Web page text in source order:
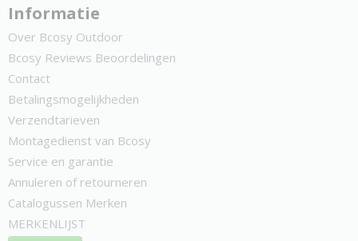
Informatie
Over Bcosy Outdoor
Bcosy Reviews Beoordelingen
Contact
Betalingsmogelijkheden
Verzendtarieven
Montagedienst van Bcosy
Service en garantie
Annuleren of retourneren
Catalogussen Merken
MERKENLIJST